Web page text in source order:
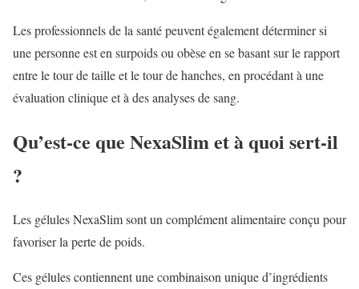
Les professionnels de la santé peuvent également déterminer si
une personne est en surpoids ou obèse en se basant sur le rapport
entre le tour de taille et le tour de hanches, en procédant à une
évaluation clinique et à des analyses de sang.
Qu’est-ce que NexaSlim et à quoi sert-il
?
Les gélules NexaSlim sont un complément alimentaire conçu pour
favoriser la perte de poids.
Ces gélules contiennent une combinaison unique d’ingrédients